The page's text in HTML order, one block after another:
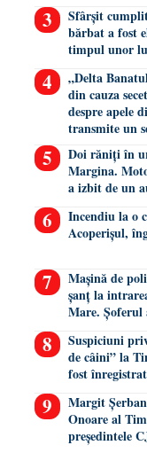
Sfârșit
bărbat a fost
timpul unor
„Delta
din cauza
despre apele
transmite un
Doi răniți în
Margina.
a izbit de un
Incendiu la o
Acoperișul,
Mașină de
șanț la
Mare. Șoferul
Suspiciuni
de câini” la
fost
Margit
Onoare al
președintele